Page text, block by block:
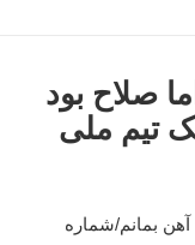
صلاح بود
تیم ملی
بمانم/شماره